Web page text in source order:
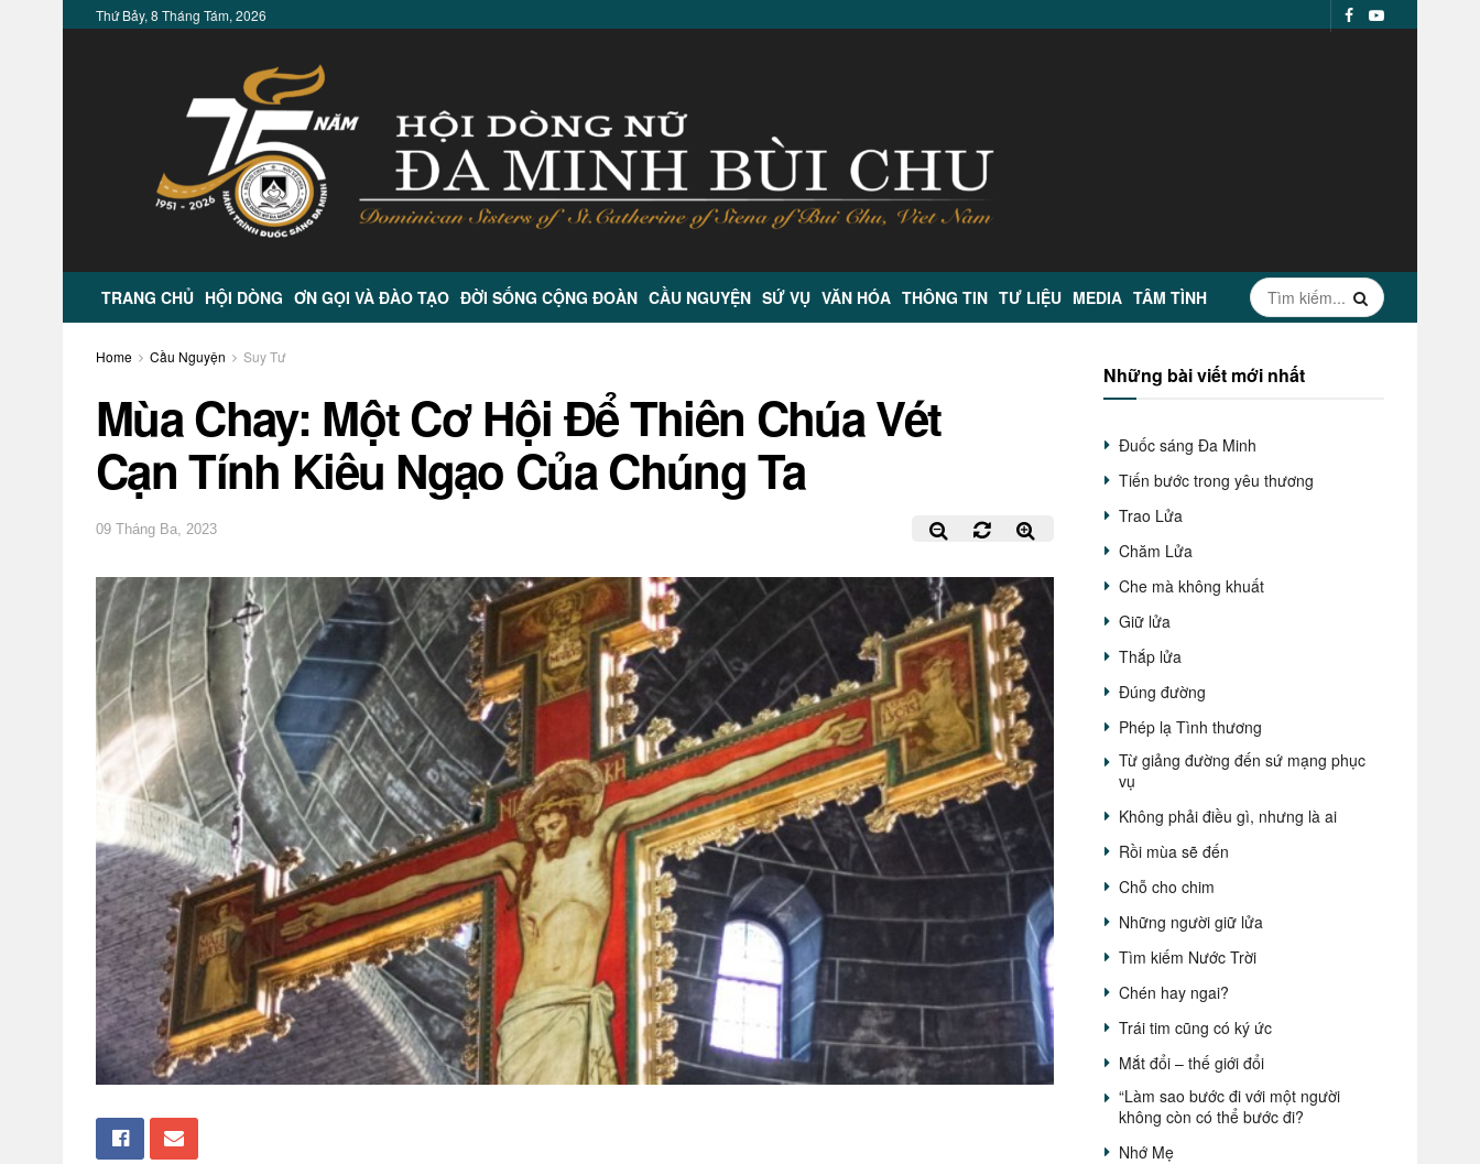
Thứ Bảy, 8 Tháng Tám, 2026
TRANG CHỦ HỘI DÒNG ƠN GỌI VÀ ĐÀO TẠO ĐỜI SỐNG CỘNG ĐOÀN CẦU NGUYỆN SỨ VỤ VĂN HÓA THÔNG TIN TƯ LIỆU MEDIA TÂM TÌNH
Home Cầu Nguyện Suy Tư
Mùa Chay: Một Cơ Hội Để Thiên Chúa Vét
Cạn Tính Kiêu Ngạo Của Chúng Ta
09 Tháng Ba, 2023
Những bài viết mới nhất
Đuốc sáng Đa Minh
Tiến bước trong yêu thương
Trao Lửa
Chăm Lửa
Che mà không khuất
Giữ lửa
Thắp lửa
Đúng đường
Phép lạ Tình thương
Từ giảng đường đến sứ mạng phục
vụ
Không phải điều gì, nhưng là ai
Rồi mùa sẽ đến
Chỗ cho chim
Những người giữ lửa
Tìm kiếm Nước Trời
Chén hay ngai?
Trái tim cũng có ký ức
Mắt đổi – thế giới đổi
“Làm sao bước đi với một người
không còn có thể bước đi?
Nhớ Mẹ